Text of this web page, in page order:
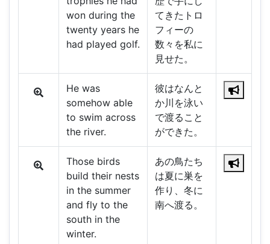
won during the
twenty years he
had played golf.
てきたトロ
フィーの
数々を私に
見せた。
He was
somehow able
to swim across
the river.
彼はなんと
か川を泳い
で渡ること
ができた。
Those birds
build their nests
in the summer
and fly to the
south in the
winter.
あの鳥たち
は夏に巣を
作り、冬に
南へ渡る。